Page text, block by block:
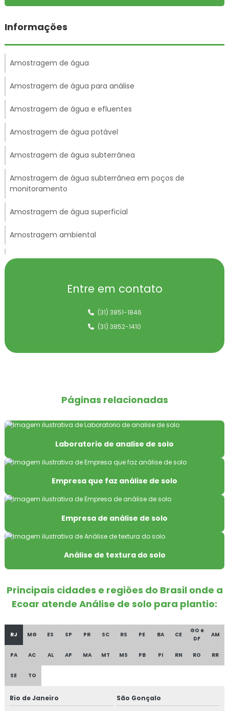
Informações
Amostragem de água
Amostragem de água para análise
Amostragem de água e efluentes
Amostragem de água potável
Amostragem de água subterrânea
Amostragem de água subterrânea em poços de
monitoramento
Amostragem de água superficial
Amostragem ambiental
Amostragem de ar
Amostragem de efluentes
Amostragem de efluentes industriais
Amostragem isocinética de chaminé
Amostragem isocinética de dutos de fontes estacionárias
Amostragem isocinética de dutos industriais
Amostragem monitoramento ambiental
Amostragem química ambiental
Amostragem de solo para análise
Amostragem de solo para análise química
Análise de água bruta
Análise de água para consumo humano
Análise de água para irrigação
Análise de água laboratório
Entre em contato
(31) 3851-1846
(31) 3852-1410
Páginas relacionadas
Laboratorio de analise de solo
Empresa que faz análise de solo
Empresa de análise de solo
Análise de textura do solo
Principais cidades e regiões do Brasil onde a
Ecoar atende Análise de solo para plantio:
RJ MG ES SP PR SC RS PE BA CE
GO e
DF
AM
PA AC AL AP MA MT MS PB PI RN RO RR
SE TO
Rio de Janeiro São Gonçalo